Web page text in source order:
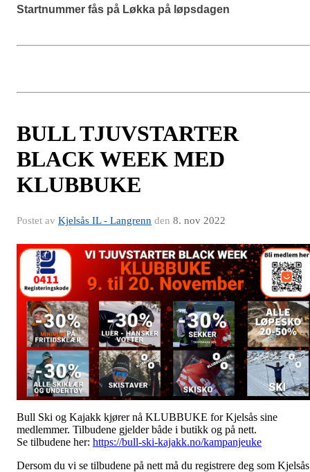
Startnummer fås på Løkka på løpsdagen
BULL TJUVSTARTER
BLACK WEEK MED
KLUBBUKE
Postet av Kjelsås IL - Langrenn den 8. nov 2022
Bull Ski og Kajakk kjører nå KLUBBUKE for Kjelsås sine
medlemmer. Tilbudene gjelder både i butikk og på nett.
Se tilbudene her: https://bull-ski-kajakk.no/kampanjeuke
Dersom du vi se tilbudene på nett må du registrere deg som Kjelsås